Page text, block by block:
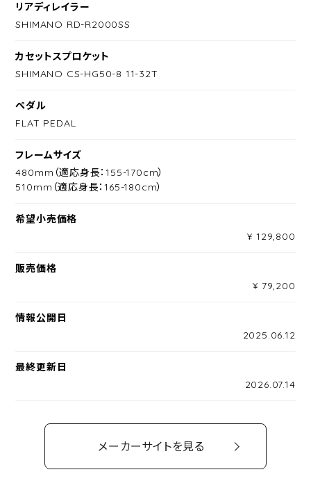
リアディレイラー
SHIMANO RD-R2000SS
カセットスプロケット
SHIMANO CS-HG50-8 11-32T
ペダル
FLAT PEDAL
フレームサイズ
480mm（適応身長：155-170cm）
510mm（適応身長：165-180cm）
希望小売価格
¥ 129,800
販売価格
¥ 79,200
情報公開日
2025.06.12
最終更新日
2026.07.14
メーカーサイトを見る